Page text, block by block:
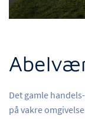
Det gamle
på vakre